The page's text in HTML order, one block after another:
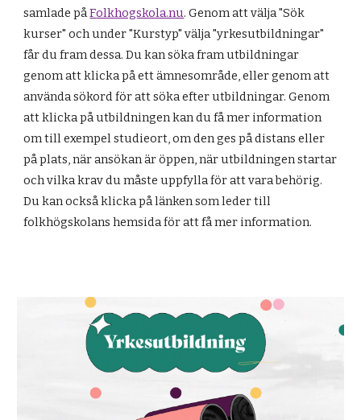
samlade påFolkhogskola.nu. Genom att välja "Sök
kurser" och under "Kurstyp" välja "yrkesutbildningar"
får du fram dessa. Du kan söka fram utbildningar
genom att klicka på ett ämnesområde, eller genom att
använda sökord för att söka efter utbildningar. Genom
att klicka på utbildningen kan du få mer information
om till exempel studieort, om den ges på distans eller
på plats, när ansökan är öppen, när utbildningen startar
och vilka krav du måste uppfylla för att vara behörig.
Du kan också klicka på länken som leder till
folkhögskolans hemsida för att få mer information.